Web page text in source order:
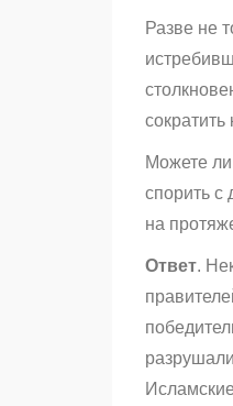
Разве не
Можете
спорить с
на
Ответ.